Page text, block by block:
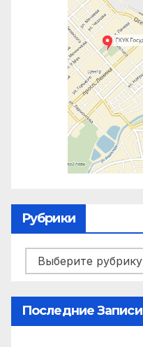
Рубрики
Рубрики
Последние Записи